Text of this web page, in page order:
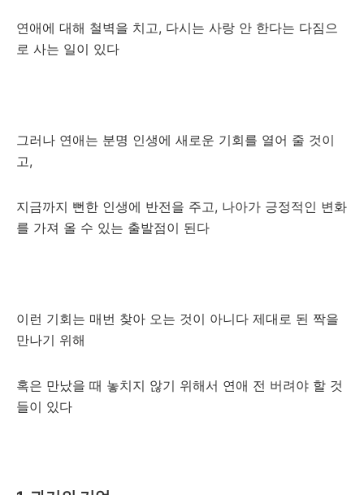
연애에 대해 철벽을 치고, 다시는 사랑 안 한다는 다짐으
로 사는 일이 있다
그러나 연애는 분명 인생에 새로운 기회를 열어 줄 것이
고,
지금까지 뻔한 인생에 반전을 주고, 나아가 긍정적인 변화
를 가져 올 수 있는 출발점이 된다
이런 기회는 매번 찾아 오는 것이 아니다 제대로 된 짝을
만나기 위해
혹은 만났을 때 놓치지 않기 위해서 연애 전 버려야 할 것
들이 있다